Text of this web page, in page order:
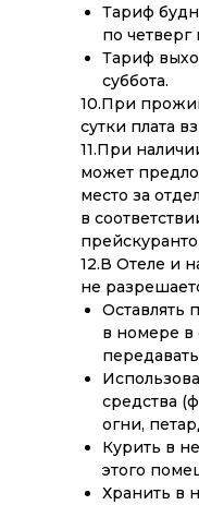
Тариф
по четверг
Тариф
суббота.
10.При
сутки плата
11.При
может
место за
в
12.В Отеле и
не
Оставлять
в номере в
средства
огни,
Курить в
этого
Хранить в